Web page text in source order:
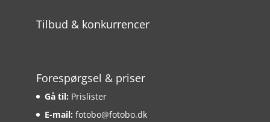
Tilbud & konkurrencer
Forespørgsel & priser
Gå til: Prislister
E-mail: fotobo@fotobo.dk